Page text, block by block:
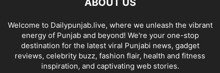
ABOUT US
Welcome to Dailypunjab.live, where we unleash the vibrant
energy of Punjab and beyond! We're your one-stop
destination for the latest viral Punjabi news, gadget
reviews, celebrity buzz, fashion flair, health and fitness
inspiration, and captivating web stories.